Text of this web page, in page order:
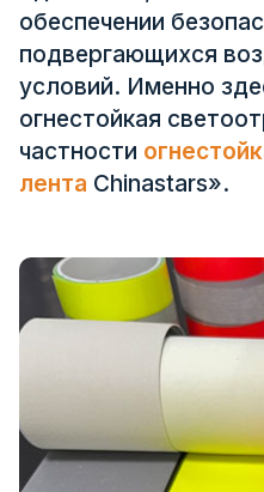
обеспечении
подвергающихся
условий. Именно
огнестойкая
частности
лента Chinastars».